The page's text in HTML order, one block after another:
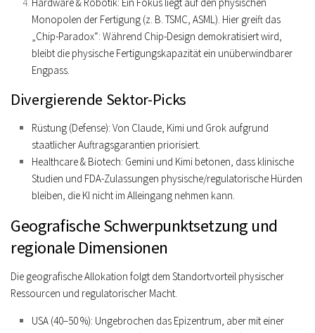
Monopolen der Fertigung (z. B. TSMC, ASML). Hier greift das
„Chip-Paradox“: Während Chip-Design demokratisiert wird,
bleibt die physische Fertigungskapazität ein unüberwindbarer
Engpass.
Divergierende Sektor-Picks
Rüstung (Defense): Von Claude, Kimi und Grok aufgrund
staatlicher Auftragsgarantien priorisiert.
Healthcare & Biotech: Gemini und Kimi betonen, dass klinische
Studien und FDA-Zulassungen physische/regulatorische Hürden
bleiben, die KI nicht im Alleingang nehmen kann.
Geografische Schwerpunktsetzung und
regionale Dimensionen
Die geografische Allokation folgt dem Standortvorteil physischer
Ressourcen und regulatorischer Macht.
USA (40–50 %): Ungebrochen das Epizentrum, aber mit einer